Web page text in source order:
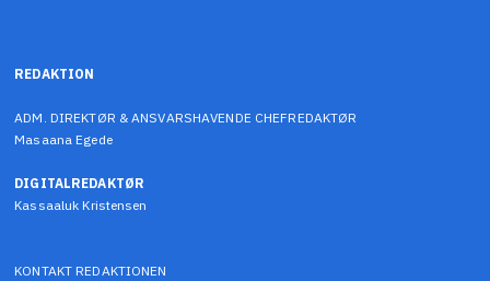
REDAKTION
ADM. DIREKTØR & ANSVARSHAVENDE CHEFREDAKTØR
Masaana Egede
DIGITALREDAKTØR
Kassaaluk Kristensen
KONTAKT REDAKTIONEN